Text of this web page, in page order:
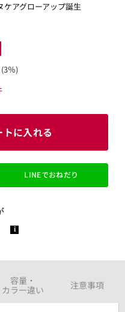
ケアグローアップ誕生
％)
トに入れる
LINEでおねだり
容量・
カラー違い
注意事項